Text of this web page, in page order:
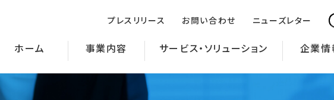
プレスリリース お問い合わせ ニューズレター
ホーム 事業内容 サービス・ソリューション 企業情